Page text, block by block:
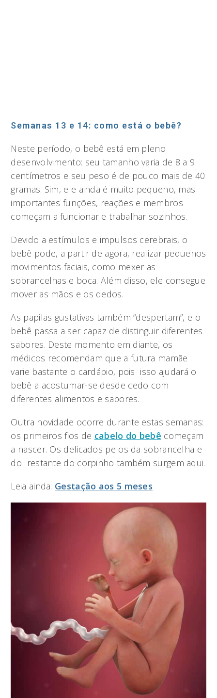
Semanas 13 e 14: como está o bebê?
Neste período, o bebê está em pleno
desenvolvimento: seu tamanho varia de 8 a 9
centímetros e seu peso é de pouco mais de 40
gramas. Sim, ele ainda é muito pequeno, mas
importantes funções, reações e membros
começam a funcionar e trabalhar sozinhos.
Devido a estímulos e impulsos cerebrais, o
bebê pode, a partir de agora, realizar pequenos
movimentos faciais, como mexer as
sobrancelhas e boca. Além disso, ele consegue
mover as mãos e os dedos.
As papilas gustativas também “despertam”, e o
bebê passa a ser capaz de distinguir diferentes
sabores. Deste momento em diante, os
médicos recomendam que a futura mamãe
varie bastante o cardápio, pois isso ajudará o
bebê a acostumar-se desde cedo com
diferentes alimentos e sabores.
Outra novidade ocorre durante estas semanas:
os primeiros fios de cabelo do bebê começam
a nascer. Os delicados pelos da sobrancelha e
do restante do corpinho também surgem aqui.
Leia ainda: Gestação aos 5 meses